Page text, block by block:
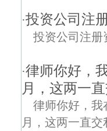
·投资公司注
投资公司注册
·律师你好，
月，这两一
律师你好，我
月，这两一直